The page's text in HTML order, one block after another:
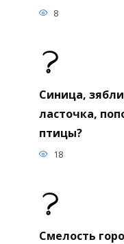
8
Синица,
ласточка,
птицы?
18
Смелость